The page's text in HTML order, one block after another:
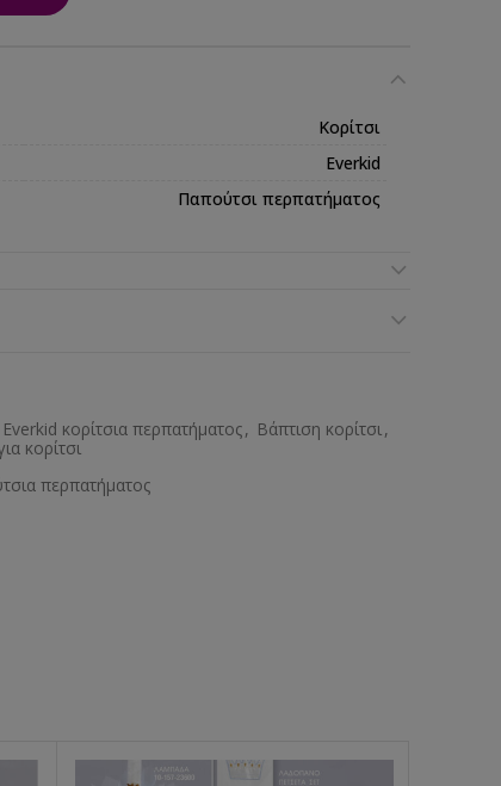
Κορίτσι
Everkid
Παπούτσι περπατήματος
Everkid κορίτσια περπατήματος, Βάπτιση κορίτσι,
κορίτσι
περπατήματος